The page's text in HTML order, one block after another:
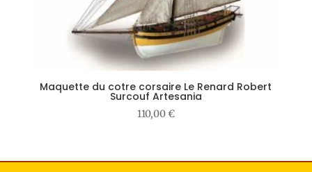
Maquette du cotre corsaire Le Renard Robert
Surcouf Artesania
110,00€